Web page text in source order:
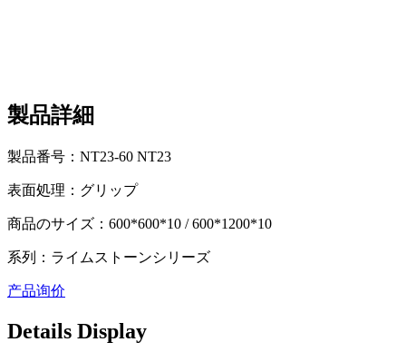
製品詳細
製品番号：NT23-60 NT23
表面処理：グリップ
商品のサイズ：600*600*10 / 600*1200*10
系列：ライムストーンシリーズ
产品询价
Details Display